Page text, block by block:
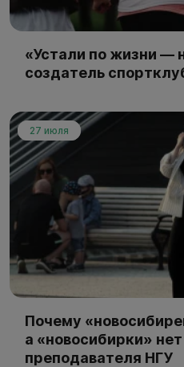
«Устали по жизни —
создатель
27 июля
Почему
а «новосибирки»
преподавателя НГУ